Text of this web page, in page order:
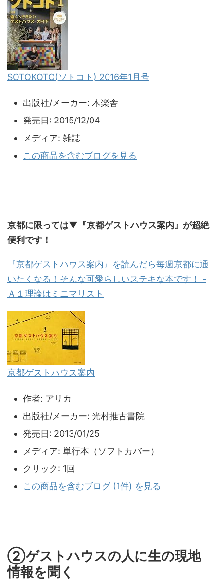
SOTOKOTO(ソトコト) 2016年1月号
出版社/メーカー: 木楽舎
発売日: 2015/12/04
メディア: 雑誌
この商品を含むブログを見る
京都に限っては▼『京都ゲストハウス案内』が超絶
便利です！
『京都ゲストハウス案内』を読んだら毎週京都に通
いたくなる！そんな可愛らしいステキな本です！ -
Ａ１理論はミニマリスト
京都ゲストハウス案内
作者: アリカ
出版社/メーカー: 光村推古書院
発売日: 2013/01/25
メディア: 単行本（ソフトカバー）
クリック: 1回
この商品を含むブログ (1件) を見る
②ゲストハウスの人に生の現地
情報を聞く